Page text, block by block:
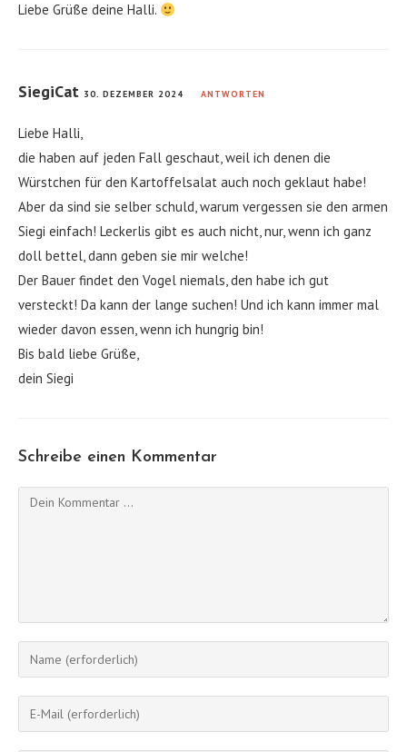
Liebe Grüße deine Halli.
SiegiCat 30. DEZEMBER 2024 ANTWORTEN
Liebe Halli,
die haben auf jeden Fall geschaut, weil ich denen die
Würstchen für den Kartoffelsalat auch noch geklaut habe!
Aber da sind sie selber schuld, warum vergessen sie den armen
Siegi einfach! Leckerlis gibt es auch nicht, nur, wenn ich ganz
doll bettel, dann geben sie mir welche!
Der Bauer findet den Vogel niemals, den habe ich gut
versteckt! Da kann der lange suchen! Und ich kann immer mal
wieder davon essen, wenn ich hungrig bin!
Bis bald liebe Grüße,
dein Siegi
Schreibe einen Kommentar
Kommentieren
Gib
deinen
Namen
oder
Gib
deine